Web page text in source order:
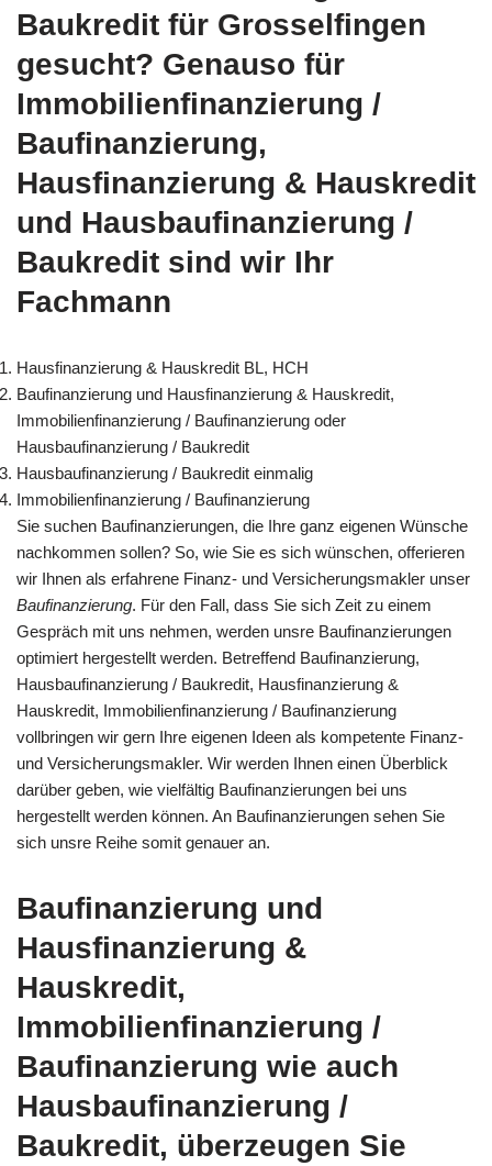
Baukredit für Grosselfingen
gesucht? Genauso für
Immobilienfinanzierung /
Baufinanzierung,
Hausfinanzierung & Hauskredit
und Hausbaufinanzierung /
Baukredit sind wir Ihr
Fachmann
Hausfinanzierung & Hauskredit BL, HCH
Baufinanzierung und Hausfinanzierung & Hauskredit,
Immobilienfinanzierung / Baufinanzierung oder
Hausbaufinanzierung / Baukredit
Hausbaufinanzierung / Baukredit einmalig
Immobilienfinanzierung / Baufinanzierung
Sie suchen Baufinanzierungen, die Ihre ganz eigenen Wünsche
nachkommen sollen? So, wie Sie es sich wünschen, offerieren
wir Ihnen als erfahrene Finanz- und Versicherungsmakler unser
Baufinanzierung. Für den Fall, dass Sie sich Zeit zu einem
Gespräch mit uns nehmen, werden unsre Baufinanzierungen
optimiert hergestellt werden. Betreffend Baufinanzierung,
Hausbaufinanzierung / Baukredit, Hausfinanzierung &
Hauskredit, Immobilienfinanzierung / Baufinanzierung
vollbringen wir gern Ihre eigenen Ideen als kompetente Finanz-
und Versicherungsmakler. Wir werden Ihnen einen Überblick
darüber geben, wie vielfältig Baufinanzierungen bei uns
hergestellt werden können. An Baufinanzierungen sehen Sie
sich unsre Reihe somit genauer an.
Baufinanzierung und
Hausfinanzierung &
Hauskredit,
Immobilienfinanzierung /
Baufinanzierung wie auch
Hausbaufinanzierung /
Baukredit, überzeugen Sie